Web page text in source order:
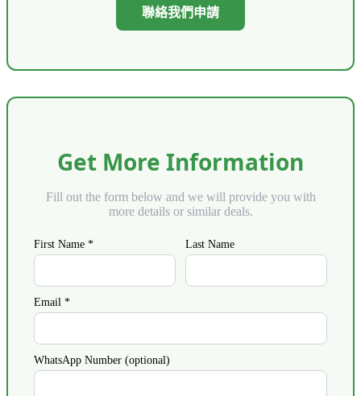
聯絡我們申請
Get More Information
Fill out the form below and we will provide you with
more details or similar deals.
First Name * Last Name
Email *
WhatsApp Number (optional)